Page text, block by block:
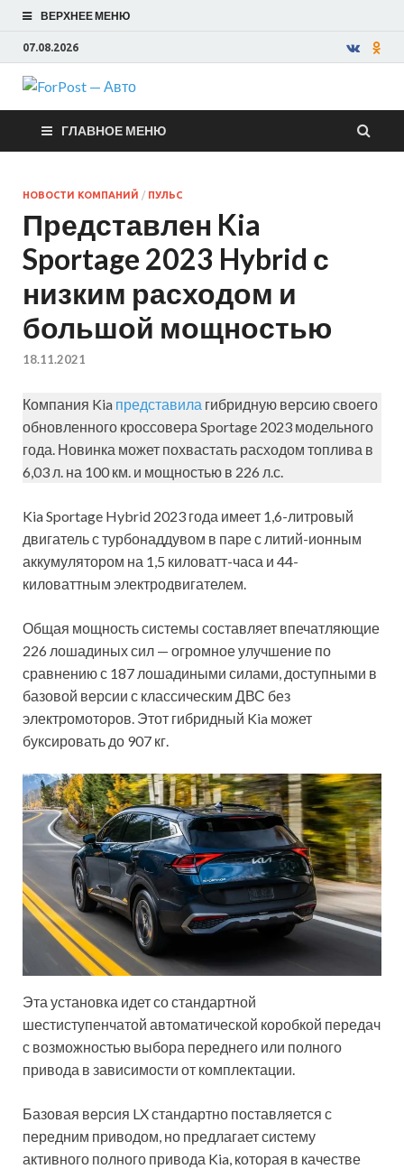
ВЕРХНЕЕ МЕНЮ
07.08.2026
ForPost —
Авто
ГЛАВНОЕ МЕНЮ
НОВОСТИ КОМПАНИЙ / ПУЛЬС
Представлен Kia
Sportage 2023 Hybrid с
низким расходом и
большой мощностью
18.11.2021
Компания Kia представила гибридную версию своего
обновленного кроссовера Sportage 2023 модельного
года. Новинка может похвастать расходом топлива в
6,03 л. на 100 км. и мощностью в 226 л.с.
Kia Sportage Hybrid 2023 года имеет 1,6-литровый
двигатель с турбонаддувом в паре с литий-ионным
аккумулятором на 1,5 киловатт-часа и 44-
киловаттным электродвигателем.
Общая мощность системы составляет впечатляющие
226 лошадиных сил — огромное улучшение по
сравнению с 187 лошадиными силами, доступными в
базовой версии с классическим ДВС без
электромоторов. Этот гибридный Kia может
буксировать до 907 кг.
Эта установка идет со стандартной
шестиступенчатой ​​автоматической коробкой передач
с возможностью выбора переднего или полного
привода в зависимости от комплектации.
Базовая версия LX стандартно поставляется с
передним приводом, но предлагает систему
активного полного привода Kia, которая в качестве